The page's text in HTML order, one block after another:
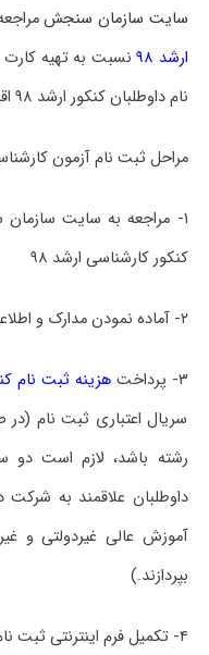
سایت سازمان سنجش
ارشد ۹۸
نسبت به تهیه کارت
نام داوطلبان کنکور ارشد ۹۸ اقدام نمایند.
مراحل ثبت نام آزمون کارشناسی ارشد ۹۸ به
۱- مراجعه به سایت
کنکور کارشناسی ارشد ۹۸
۲- آماده نمودن مدارک و اطلاعات ثبت نام آزمون کارشناسی ارشد ۹۸
۳- پرداخت هزینه ثبت نام
سریال اعتباری ثبت نام
رشته باشد، لازم است دو
داوطلبان علاقمند به
آموزش عالی غیردولتی و
بپردازند.)
۴- تکمیل فرم اینترنتی ثبت نام آزمون کارشناسی ارشد ۹۸